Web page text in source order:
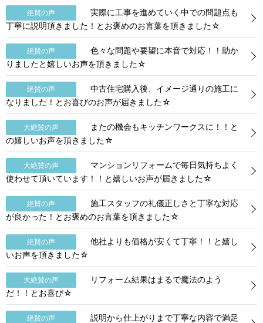
絶賛の声
実際に工事を進めていく中での問題点も
丁寧に説明頂きました！とお褒めのお言葉を頂きました☆
絶賛の声
色々な問題や要望に本音で対応！！助か
りましたと嬉しいお声を頂きました☆
絶賛の声
中古住宅購入後、イメージ通りの施工に
なりました！とお喜びのお声が届きました☆
大絶賛の声
またの機会もキッチンワークスに！！と
の嬉しいお声を頂きました☆
大絶賛の声
マンションリフォームで毎日気持ちよく
使わせて頂いています！！と嬉しいお声が届きました☆
絶賛の声
施工スタッフの礼儀正しさと丁寧な対応
が良かった！とお褒めのお言葉を頂きました☆
絶賛の声
他社よりも価格が安くて丁寧！！と嬉し
いお声を頂きました☆
大絶賛の声
リフォーム結果はまるで魔法のよう
だ！！とお喜び☆
絶賛の声
説明から仕上がりまで丁寧な内容で満足